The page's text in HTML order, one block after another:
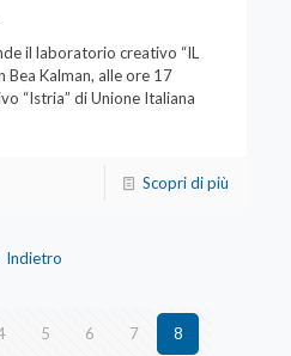
il laboratorio creativo “IL
Bea Kalman, alle ore 17
“Istria” di Unione Italiana
Scopri di più
Indietro
5 6 7 8